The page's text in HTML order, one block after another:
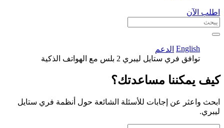
اطلب الآن
English الدعم
توافق فري ستايل ليبري 2 بلس مع الهواتف الذكية
كيف يمكننا مساعدتك؟
ابحث واعثر عن إجابات للأسئلة الشائعة حول أنظمة فري ستايل
ليبري.